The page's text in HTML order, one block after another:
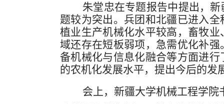
朱堂忠在专题报告中提出，
题较为突出。兵团和北疆已进入
植业生产机械化水平较高，畜牧
域还存在短板弱项，急需优化补
备机械化与信息化融合等方面进
的农机化发展水平，提出今后的发
会上，新疆大学机械工程学